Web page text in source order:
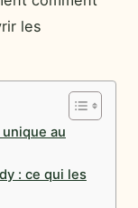
les
au
: ce qui les